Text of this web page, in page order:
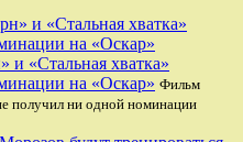
«Стальная хватка»
на «Оскар» Фильм
получил ни одной номинации